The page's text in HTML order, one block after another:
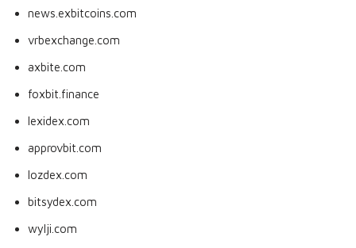
news.exbitcoins.com
vrbexchange.com
axbite.com
foxbit.finance
lexidex.com
approvbit.com
lozdex.com
bitsydex.com
wylji.com